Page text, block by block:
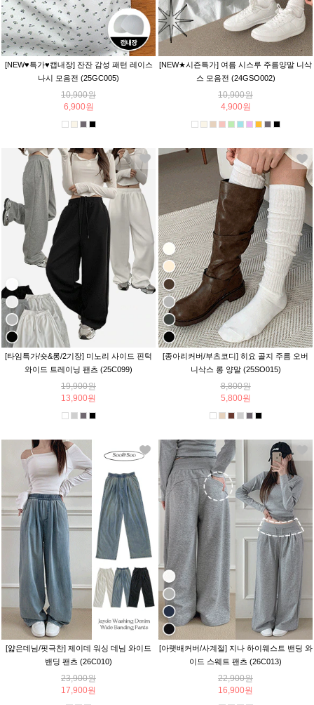
[NEW♥특가♥캡내장] 잔잔 감성 패턴 레이스
나시 모음전 (25GC005)
10,900원
6,900원
[NEW★시즌특가] 여름 시스루 주름양말 니삭
스 모음전 (24GSO002)
10,900원
4,900원
[타임특가/숏&롱/2기장] 미노리 사이드 핀턱
와이드 트레이닝 팬츠 (25C099)
19,900원
13,900원
[종아리커버/부츠코디] 히요 골지 주름 오버
니삭스 롱 양말 (25SO015)
8,800원
5,800원
[얇은데님/핏극찬] 제이데 워싱 데님 와이드
밴딩 팬츠 (26C010)
23,900원
17,900원
[아랫배커버/사계절] 지나 하이웨스트 밴딩 와
이드 스웨트 팬츠 (26C013)
22,900원
16,900원